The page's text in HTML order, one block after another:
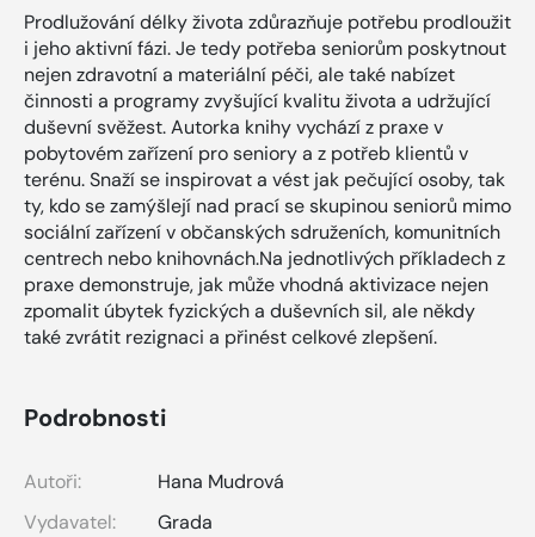
Prodlužování délky života zdůrazňuje potřebu prodloužit
i jeho aktivní fázi. Je tedy potřeba seniorům poskytnout
nejen zdravotní a materiální péči, ale také nabízet
činnosti a programy zvyšující kvalitu života a udržující
duševní svěžest. Autorka knihy vychází z praxe v
pobytovém zařízení pro seniory a z potřeb klientů v
terénu. Snaží se inspirovat a vést jak pečující osoby, tak
ty, kdo se zamýšlejí nad prací se skupinou seniorů mimo
sociální zařízení v občanských sdruženích, komunitních
centrech nebo knihovnách.Na jednotlivých příkladech z
praxe demonstruje, jak může vhodná aktivizace nejen
zpomalit úbytek fyzických a duševních sil, ale někdy
také zvrátit rezignaci a přinést celkové zlepšení.
Podrobnosti
Autoři:
Hana Mudrová
Vydavatel:
Grada